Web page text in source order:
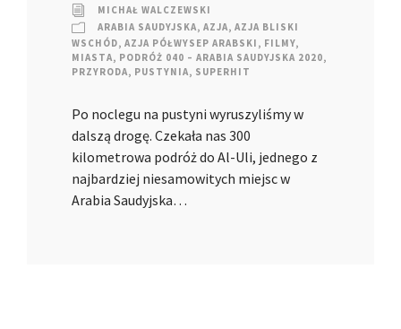
MICHAŁ WALCZEWSKI
ARABIA SAUDYJSKA, AZJA, AZJA BLISKI
WSCHÓD, AZJA PÓŁWYSEP ARABSKI , FILMY,
MIASTA, PODRÓŻ 040 – ARABIA SAUDYJSKA 2020,
PRZYRODA, PUSTYNIA, SUPERHIT
Po noclegu na pustyni wyruszyliśmy w
dalszą drogę. Czekała nas 300
kilometrowa podróż do Al-Uli, jednego z
najbardziej niesamowitych miejsc w
Arabia Saudyjska…